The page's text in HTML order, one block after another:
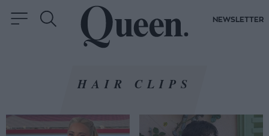
NEWSLETTER
HAIR CLIPS